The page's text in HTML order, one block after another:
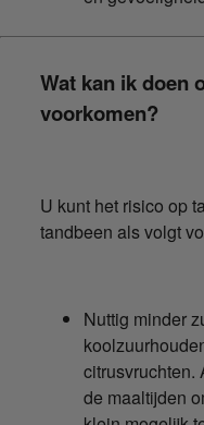
Wat kan ik doen
voorkomen?
U kunt het risico op
tandbeen als volgt
Nuttig minder
citrusvruchten.
de maaltijden